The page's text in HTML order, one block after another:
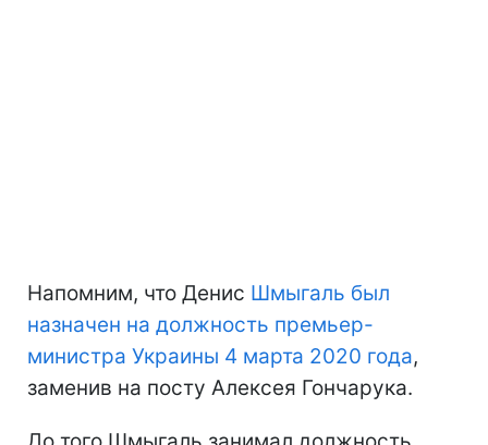
Напомним, что Денис Шмыгаль был
назначен на должность премьер-
министра Украины 4 марта 2020 года,
заменив на посту Алексея Гончарука.